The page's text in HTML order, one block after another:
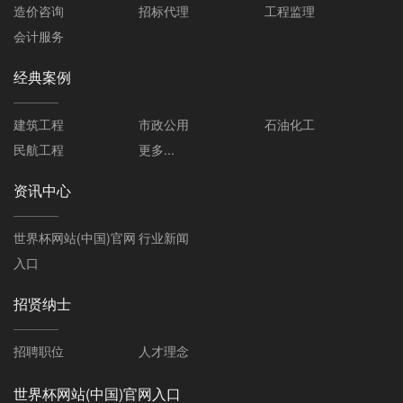
造价咨询 招标代理
工程监理
会计服务
经典案例
建筑工程 市政公用
石油化工
民航工程
更多...
资讯中心
世界杯网站(中国)官网
入口
行业新闻
招贤纳士
招聘职位 人才理念
世界杯网站(中国)官网入口